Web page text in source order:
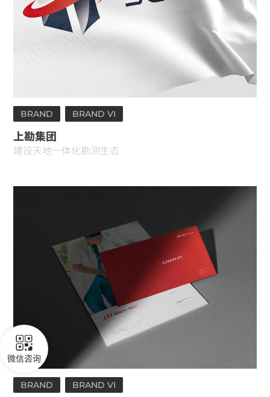
BRAND BRAND VI
上勘集团
建设天地一体化勘测生态
BRAND BRAND VI
微信咨询